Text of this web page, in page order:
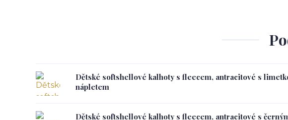
Dětské softshellové kalhoty s fleecem, antracitové s
nápletem
Dětské softshellové kalhoty s fleecem, antracitové s